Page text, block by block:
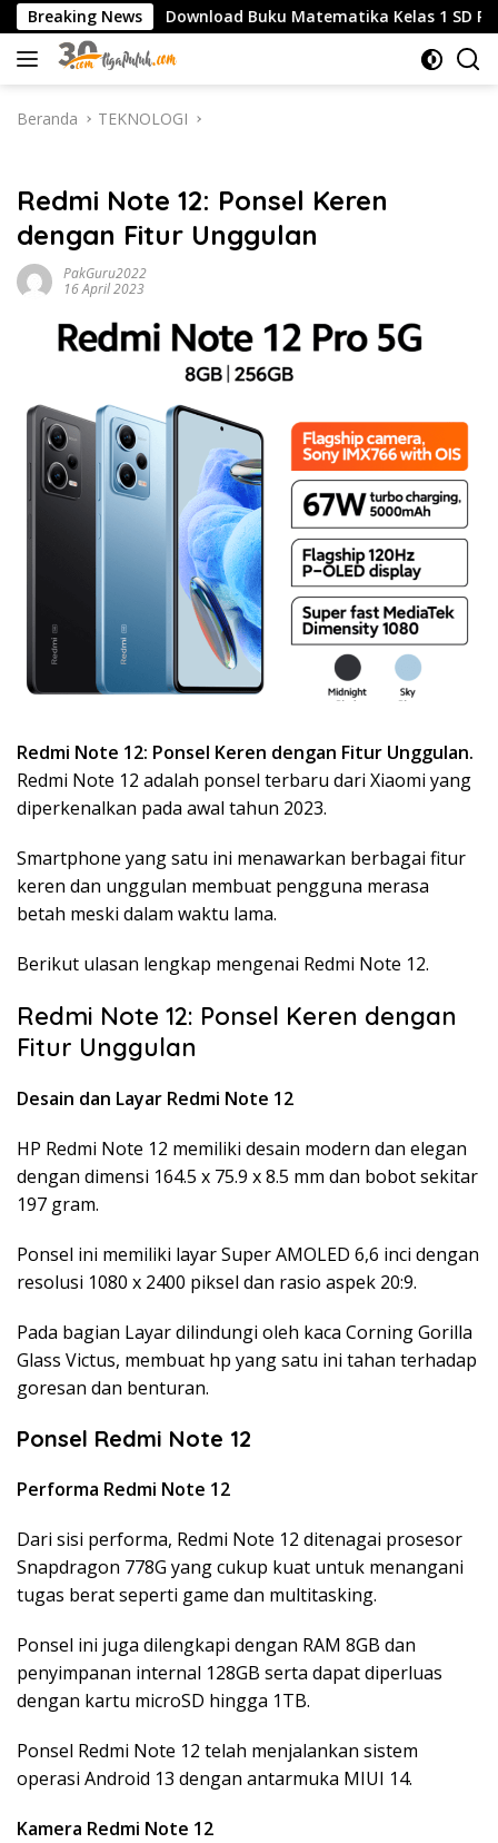
Langsung
ke
konten
Breaking News
Download Buku Matematika Kelas 1 SD Penerbit
Beranda TEKNOLOGI
Redmi Note 12: Ponsel Keren
dengan Fitur Unggulan
PakGuru2022
16 April 2023
Redmi Note 12: Ponsel Keren dengan Fitur Unggulan.
Redmi Note 12 adalah ponsel terbaru dari Xiaomi yang
diperkenalkan pada awal tahun 2023.
Smartphone yang satu ini menawarkan berbagai fitur
keren dan unggulan membuat pengguna merasa
betah meski dalam waktu lama.
Berikut ulasan lengkap mengenai Redmi Note 12.
Redmi Note 12: Ponsel Keren dengan
Fitur Unggulan
Desain dan Layar Redmi Note 12
HP Redmi Note 12 memiliki desain modern dan elegan
dengan dimensi 164.5 x 75.9 x 8.5 mm dan bobot sekitar
197 gram.
Ponsel ini memiliki layar Super AMOLED 6,6 inci dengan
resolusi 1080 x 2400 piksel dan rasio aspek 20:9.
Pada bagian Layar dilindungi oleh kaca Corning Gorilla
Glass Victus, membuat hp yang satu ini tahan terhadap
goresan dan benturan.
Ponsel Redmi Note 12
Performa Redmi Note 12
Dari sisi performa, Redmi Note 12 ditenagai prosesor
Snapdragon 778G yang cukup kuat untuk menangani
tugas berat seperti game dan multitasking.
Ponsel ini juga dilengkapi dengan RAM 8GB dan
penyimpanan internal 128GB serta dapat diperluas
dengan kartu microSD hingga 1TB.
Ponsel Redmi Note 12 telah menjalankan sistem
operasi Android 13 dengan antarmuka MIUI 14.
Kamera Redmi Note 12